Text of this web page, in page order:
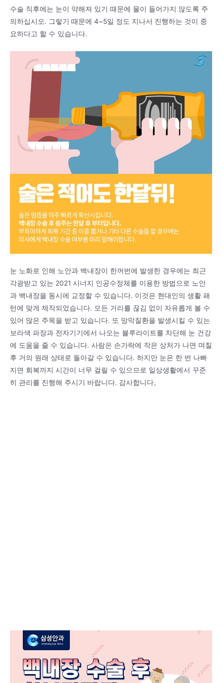
수술 직후에는 눈이 약해져 있기 때문에 물이 들어가지 않도록 주
의하십시오. 그렇기 때문에 4~5일 정도 지나서 진행하는 것이 중
요하다고 할 수 있습니다.
눈 노화로 인해 노안과 백내장이 한꺼번에 발생한 경우에는 최근
각광받고 있는 2021 시너지 인공수정체를 이용한 방법으로 노안
과 백내장을 동시에 교정할 수 있습니다. 이것은 현대인의 생활 패
턴에 맞게 제작되었습니다. 모든 거리를 끊김 없이 자유롭게 볼 수
있어 많은 주목을 받고 있습니다. 또 망막질환을 발생시킬 수 있는
보라색 파장과 전자기기에서 나오는 블루라이트를 차단해 눈 건강
에 도움을 줄 수 있습니다. 사람은 손가락에 작은 상처가 나면 며칠
후 거의 원래 상태로 돌아갈 수 있습니다. 하지만 눈은 한 번 나빠
지면 회복까지 시간이 너무 걸릴 수 있으므로 일상생활에서 꾸준
히 관리를 진행해 주시기 바랍니다. 감사합니다。